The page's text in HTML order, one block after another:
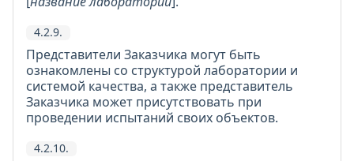
4.2.9.
Представители Заказчика могут быть
ознакомлены со структурой лаборатории и
системой качества, а также представитель
Заказчика может присутствовать при
проведении испытаний своих объектов.
4.2.10.